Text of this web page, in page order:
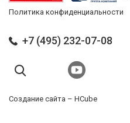
Политика конфиденциальности
+7 (495) 232-07-08
Создание сайта – HCube